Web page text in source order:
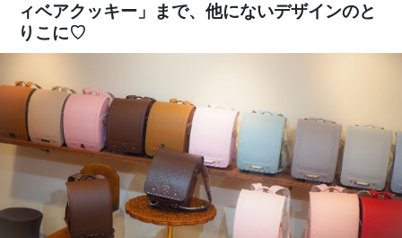
ィベアクッキー」まで、他にないデザインのと
りこに♡